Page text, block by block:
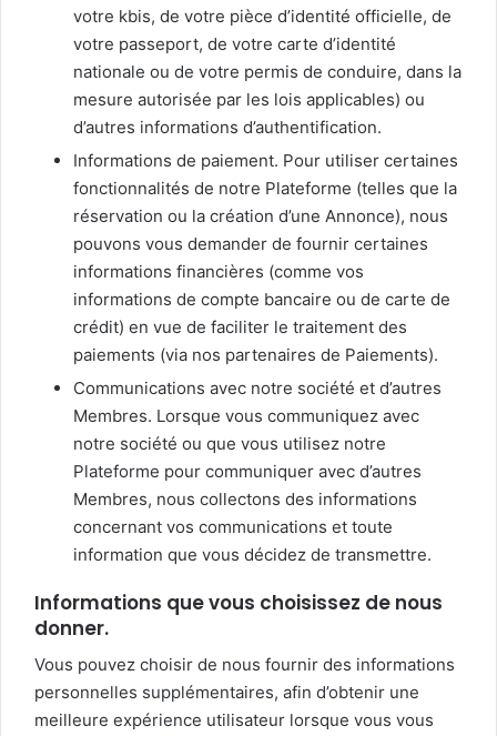
votre kbis, de votre pièce d’identité officielle, de
votre passeport, de votre carte d’identité
nationale ou de votre permis de conduire, dans la
mesure autorisée par les lois applicables) ou
d’autres informations d’authentification.
Informations de paiement. Pour utiliser certaines
fonctionnalités de notre Plateforme (telles que la
réservation ou la création d’une Annonce), nous
pouvons vous demander de fournir certaines
informations financières (comme vos
informations de compte bancaire ou de carte de
crédit) en vue de faciliter le traitement des
paiements (via nos partenaires de Paiements).
Communications avec notre société et d’autres
Membres. Lorsque vous communiquez avec
notre société ou que vous utilisez notre
Plateforme pour communiquer avec d’autres
Membres, nous collectons des informations
concernant vos communications et toute
information que vous décidez de transmettre.
Informations que vous choisissez de nous
donner.
Vous pouvez choisir de nous fournir des informations
personnelles supplémentaires, afin d’obtenir une
meilleure expérience utilisateur lorsque vous vous